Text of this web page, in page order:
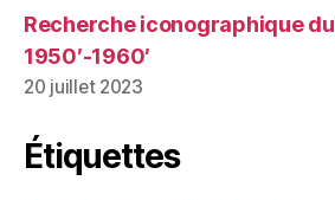
Recherche iconographique
1950′-1960′
20 juillet 2023
Étiquettes